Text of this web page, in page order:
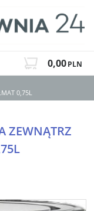
0,00PLN
0,75L